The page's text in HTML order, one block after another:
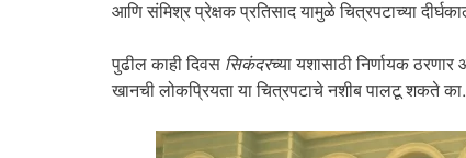
आणि संमिश्र प्रेक्षक प्रतिसाद यामुळे चित्रपटाच्या
पुढील काही दिवस सिकंदरच्या यशासाठी निर्णायक
खानची लोकप्रियता या चित्रपटाचे नशीब पालटू शकते का.